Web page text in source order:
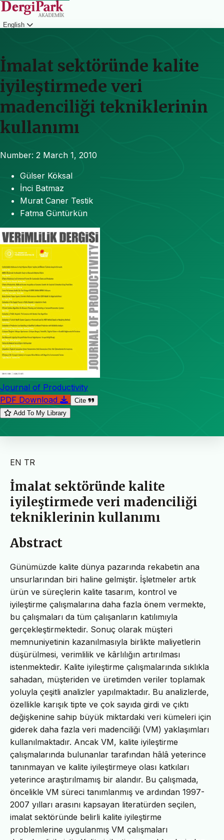
English
İmalat sektöründe kalite
iyileştirmede veri
madenciliği tekniklerinin
kullanımı
Number: 2 March 1, 2010
Gülser Köksal
İnci Batmaz
Murat Caner Testik
Fatma Güntürkün
Journal of Productivity
PDF Download
Cite
Add To My Library
EN TR
İmalat sektöründe kalite
iyileştirmede veri madenciliği
tekniklerinin kullanımı
Abstract
Günümüzde kalite dünya pazarında rekabetin ana
unsurlarından biri haline gelmiştir. İşletmeler artık
ürün ve süreçlerin kalite tasarım, kontrol ve
iyileştirme çalışmalarına daha fazla önem vermekte,
bu çalışmaları da tüm çalışanların katılımıyla
gerçekleştirmektedir. Sonuç olarak müşteri
memnuniyetinin kazanılmasıyla birlikte maliyetlerin
düşürülmesi, verimlilik ve kârlılığın artırılması
istenmektedir. Kalite iyileştirme çalışmalarında sıklıkla
sahadan, müşteriden ve üretimden veriler toplamak
yoluyla çeşitli analizler yapılmaktadır. Bu analizlerde,
özellikle karışık tipte ve çok sayıda girdi ve çıktı
değişkenine sahip büyük miktardaki veri kümeleri için
giderek daha fazla veri madenciliği (VM) yaklaşımları
kullanılmaktadır. Ancak VM, kalite iyileştirme
çalışmalarında bulunanlar tarafından hâlâ yeterince
tanınmayan ve kalite iyileştirmeye olası katkıları
yeterince araştırılmamış bir alandır. Bu çalışmada,
öncelikle VM süreci tanımlanmış ve ardından 1997-
2007 yılları arasını kapsayan literatürden seçilen,
imalat sektöründe belirli kalite iyileştirme
problemlerine uygulanmış VM çalışmaları